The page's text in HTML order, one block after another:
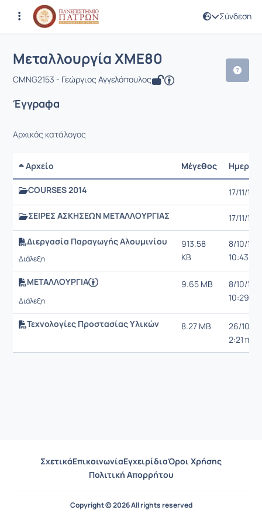
Σύνδεση
Αρχική Σελίδα
Μάθημα : Μεταλλουργία ΧΜΕ80
Κωδικός : CMNG2153
Μεταλλουργία ΧΜΕ80
CMNG2153 - Γεώργιος Αγγελόπουλος
Έγγραφα
Αρχικός κατάλογος
Αρχείο Μέγεθος
COURSES 2014 17/11/14
ΣΕΙΡΕΣ ΑΣΚΗΣΕΩΝ ΜΕΤΑΛΛΟΥΡΓΙΑΣ 17/11/14
Διεργασία Παραγωγής Αλουμινίου
Διάλεξη
913.58
KB
8/10/13,
10:43
ΜΕΤΑΛΛΟΥΡΓΙΑ
Διάλεξη
9.65 MB
8/10/13,
10:29
Τεχνολογίες Προστασίας Υλικών 8.27 MB
26/10/13,
2:21 π.μ.
ΣχετικάΕπικοινωνίαΕγχειρίδιαΌροι Χρήσης
Πολιτική Απορρήτου
Copyright © 2026 All rights reserved